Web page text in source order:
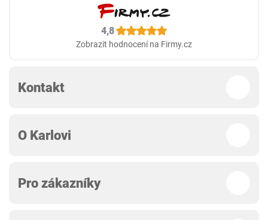
4,8
Zobrazit hodnocení na Firmy.cz
Kontakt
O Karlovi
Pro zákazníky